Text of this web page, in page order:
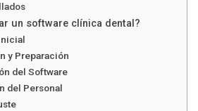
un software clínica dental?
y Preparación
del Software
del Personal